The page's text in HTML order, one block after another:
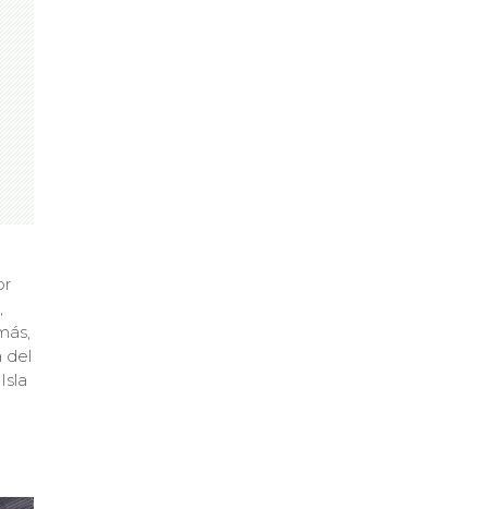
del